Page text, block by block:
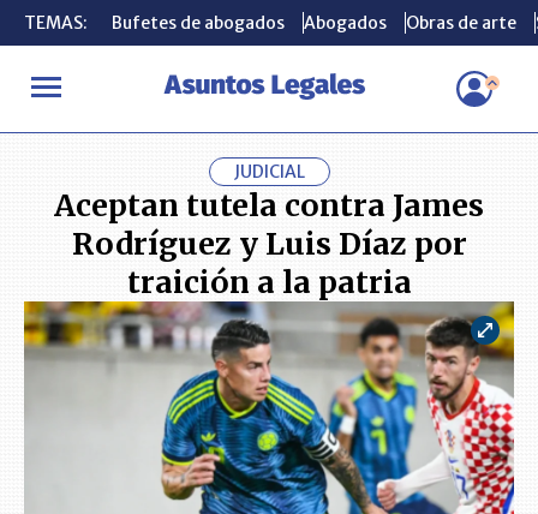
TEMAS: Bufetes de abogados Abogados Obras de arte
INICIO ACTUALIDAD Aceptan tutela contra James Rodríguez
TEMAS: Bufetes de abogados Abogados Obras de arte
JUDICIAL
Aceptan tutela contra James
Rodríguez y Luis Díaz por
traición a la patria